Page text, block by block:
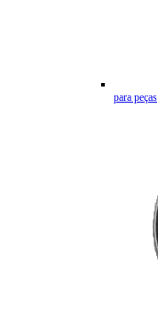
para peças